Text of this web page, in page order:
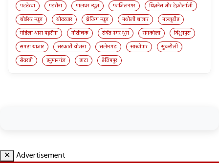
पटहेरवा
पड़रौना पालघर न्यूज़ फाजिलनगर
बिज़नेस और टेक्नोलॉजी
बोईसर न्यूज़
बोदरवार ब्रेकिंग न्यूज़ मथौली बाजार
मल्लूडीह
महिला थाना पड़रौना
मोतीचक रविंद्र नगर धुस रामकोला
विशुनपुरा
सपहा बाजार
सरकारी योजना सलेमगढ़ साखोपार
सुकरौली
सेवरही
हनुमानगंज हाटा हेतिमपुर
✕ Advertisement